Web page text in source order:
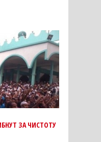
ЗА ЧИСТОТУ